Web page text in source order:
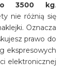
3500 kg.
nie różnią się
Oznacza
prawo do
ekspresowych
elektronicznej